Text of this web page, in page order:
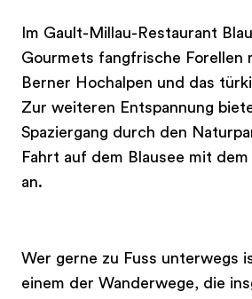
Im Gault-Millau-Restaurant
Gourmets fangfrische Forellen
Berner Hochalpen und das
Zur weiteren Entspannung
Spaziergang durch den
Fahrt auf dem Blausee mit
an.
Wer gerne zu Fuss unterwegs
einem der Wanderwege, die